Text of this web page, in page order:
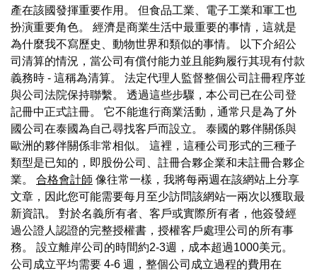
產在該國發揮重要作用。 但食品工業、電子工業和軍工也
扮演重要角色。 經濟是商業生活中最重要的事情，這就是
為什麼我不寫歷史、動物世界和類似的事情。 以下介紹公
司清算的情況，當公司有償付能力並且能夠履行其現有付款
義務時 - 這稱為清算。 法定代理人監督整個公司註冊程序並
與公司法院保持聯繫。 透過這些步驟，本公司已在公司登
記冊中正式註冊。 它不能進行商業活動，通常只是為了外
國公司在泰國為自己尋找客戶而設立。 泰國的夥伴關係與
歐洲的夥伴關係非常相似。 這裡，這種公司形式的三種子
類型是已知的，即股份公司、註冊合夥企業和未註冊合夥企
業。 合格會計師 像往常一樣，我將每兩週在該網站上分享
文章，因此您可能需要每月至少訪問該網站一兩次以獲取最
新資訊。 對於名義所有者、客戶或實際所有者，他簽發經
過公證人認證的完整授權書，授權客戶處理公司的所有事
務。 設立離岸公司的時間約2-3週，成本超過1000美元。
公司成立平均需要 4-6 週，整個公司成立過程的費用在